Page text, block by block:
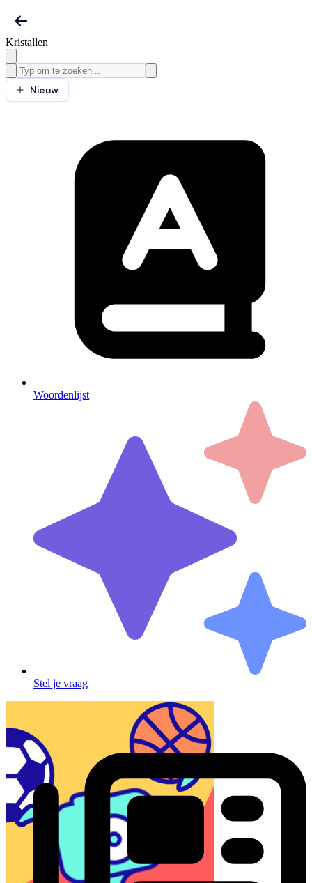
Kristallen
Nieuw
Woordenlijst
Stel je vraag